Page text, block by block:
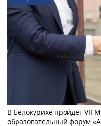
В Белокурихе пройдет VII
образовательный форум